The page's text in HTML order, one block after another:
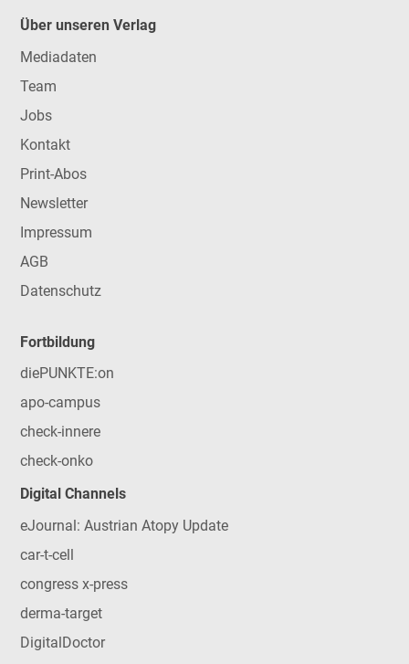
Über unseren Verlag
Mediadaten
Team
Jobs
Kontakt
Print-Abos
Newsletter
Impressum
AGB
Datenschutz
Fortbildung
diePUNKTE:on
apo-campus
check-innere
check-onko
Digital Channels
eJournal: Austrian Atopy Update
car-t-cell
congress x-press
derma-target
DigitalDoctor